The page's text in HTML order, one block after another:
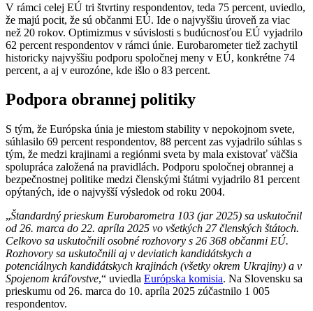
V rámci celej EÚ tri štvrtiny respondentov, teda 75 percent, uviedlo,
že majú pocit, že sú občanmi EÚ. Ide o najvyššiu úroveň za viac
než 20 rokov. Optimizmus v súvislosti s budúcnosťou EÚ vyjadrilo
62 percent respondentov v rámci únie. Eurobarometer tiež zachytil
historicky najvyššiu podporu spoločnej meny v EÚ, konkrétne 74
percent, a aj v eurozóne, kde išlo o 83 percent.
Podpora obrannej politiky
S tým, že Európska únia je miestom stability v nepokojnom svete,
súhlasilo 69 percent respondentov, 88 percent zas vyjadrilo súhlas s
tým, že medzi krajinami a regiónmi sveta by mala existovať väčšia
spolupráca založená na pravidlách. Podporu spoločnej obrannej a
bezpečnostnej politike medzi členskými štátmi vyjadrilo 81 percent
opýtaných, ide o najvyšší výsledok od roku 2004.
„Štandardný prieskum Eurobarometra 103 (jar 2025) sa uskutočnil
od 26. marca do 22. apríla 2025 vo všetkých 27 členských štátoch.
Celkovo sa uskutočnili osobné rozhovory s 26 368 občanmi EÚ.
Rozhovory sa uskutočnili aj v deviatich kandidátskych a
potenciálnych kandidátskych krajinách (všetky okrem Ukrajiny) a v
Spojenom kráľovstve,“ uviedla Európska komisia. Na Slovensku sa
prieskumu od 26. marca do 10. apríla 2025 zúčastnilo 1 005
respondentov.